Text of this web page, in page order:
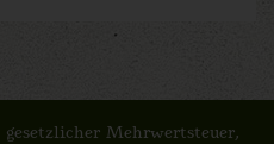
Mehrwertsteuer,